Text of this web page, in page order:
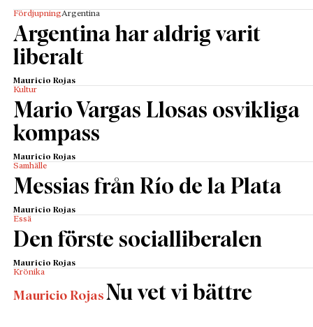
FördjupningArgentina
Argentina har aldrig varit
liberalt
Mauricio Rojas
Kultur
Mario Vargas Llosas osvikliga
kompass
Mauricio Rojas
Samhälle
Messias från Río de la Plata
Mauricio Rojas
Essä
Den förste socialliberalen
Mauricio Rojas
Krönika
Mauricio Rojas Nu vet vi bättre